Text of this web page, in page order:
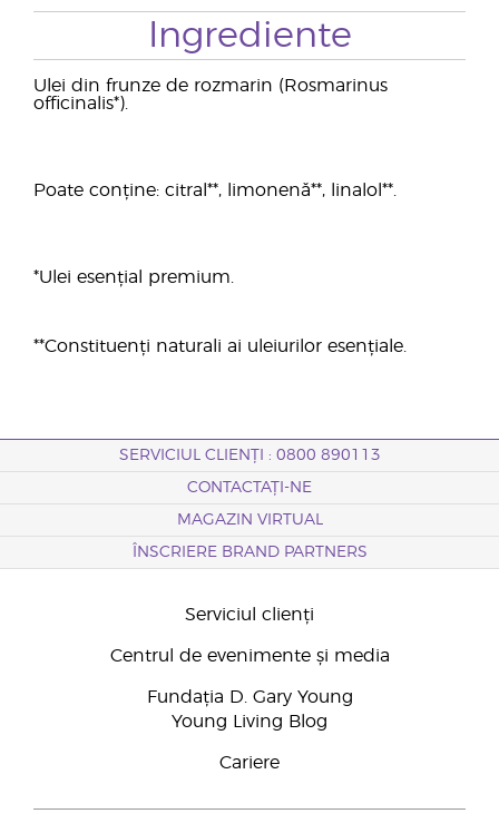
Ingrediente
Ulei din frunze de rozmarin (Rosmarinus
officinalis*).
Poate conține: citral**, limonenă**, linalol**.
*Ulei esențial premium.
**Constituenți naturali ai uleiurilor esențiale.
SERVICIUL CLIENȚI : 0800 890113
CONTACTAȚI-NE
MAGAZIN VIRTUAL
ÎNSCRIERE BRAND PARTNERS
Serviciul clienți
Centrul de evenimente și media
Fundația D. Gary Young
Young Living Blog
Cariere